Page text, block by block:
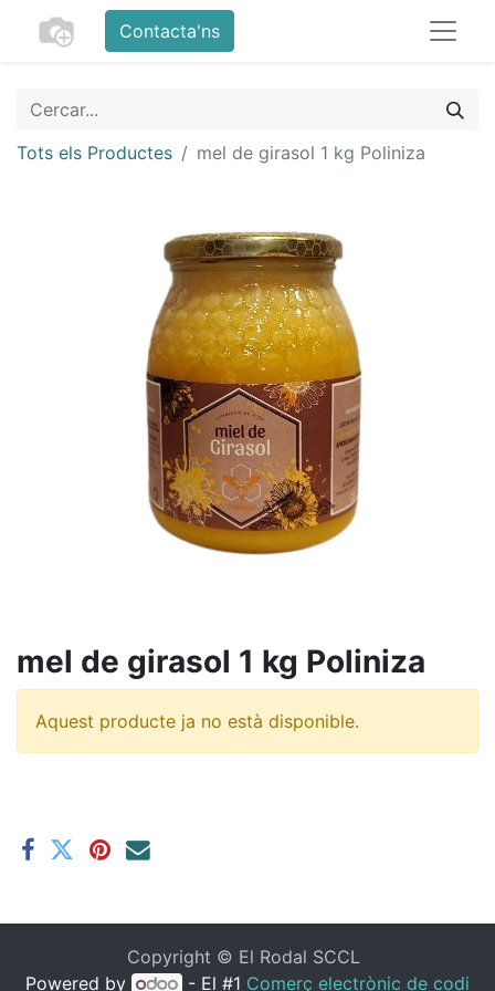
Contacta'ns
Tots els Productes mel de girasol 1 kg Poliniza
mel de girasol 1 kg Poliniza
Aquest producte ja no està disponible.
Copyright © El Rodal SCCL
Powered by
- El #1 Comerç electrònic de codi